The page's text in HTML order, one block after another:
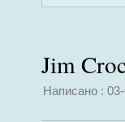
Jim
Написано :